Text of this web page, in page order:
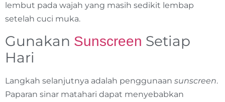
lembut pada wajah yang masih sedikit lembap
setelah cuci muka.
Gunakan Sunscreen Setiap
Hari
Langkah selanjutnya adalah penggunaan sunscreen.
Paparan sinar matahari dapat menyebabkan